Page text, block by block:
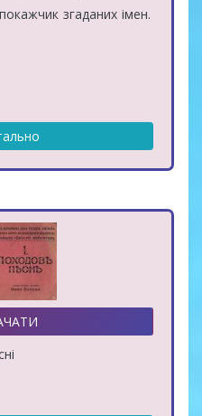
згаданих імен.